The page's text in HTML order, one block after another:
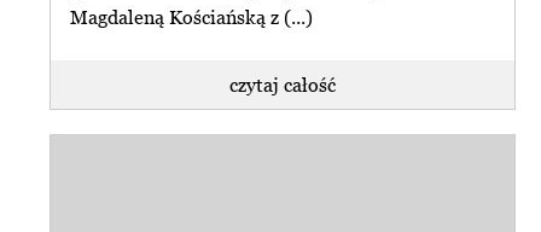
Magdaleną Kościańską z (...)
czytaj całość